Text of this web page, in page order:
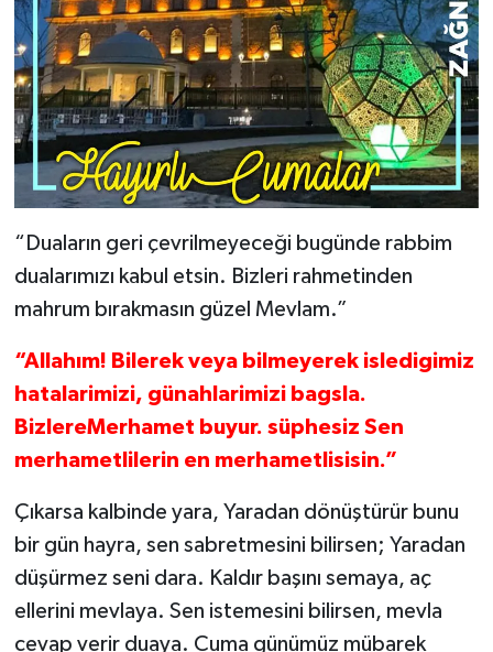
“Duaların geri çevrilmeyeceği bugünde rabbim
dualarımızı kabul etsin. Bizleri rahmetinden
mahrum bırakmasın güzel Mevlam.”
“Allahım! Bilerek veya bilmeyerek isledigimiz
hatalarimizi, günahlarimizi bagsla.
BizlereMerhamet buyur. süphesiz Sen
merhametlilerin en merhametlisisin.”
Çıkarsa kalbinde yara, Yaradan dönüştürür bunu
bir gün hayra, sen sabretmesini bilirsen; Yaradan
düşürmez seni dara. Kaldır başını semaya, aç
ellerini mevlaya. Sen istemesini bilirsen, mevla
cevap verir duaya. Cuma günümüz mübarek